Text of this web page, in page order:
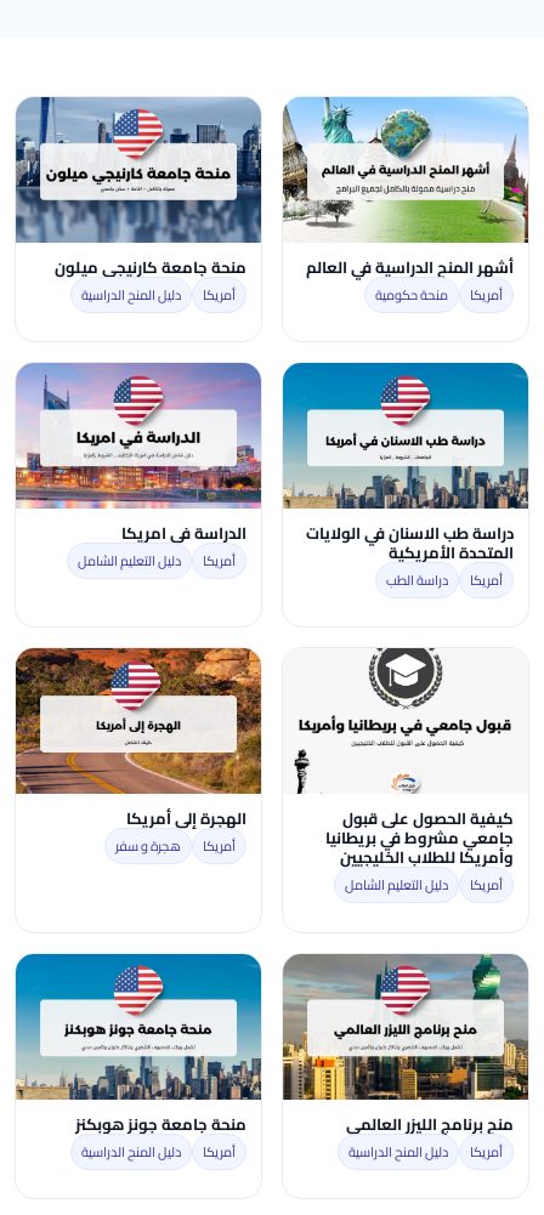
أشهر المنح الدراسية في العالم
أمريكا منحة حكومية
منحة جامعة كارنيجي ميلون
أمريكا دليل المنح الدراسية
دراسة طب الاسنان في الولايات
المتحدة الأمريكية
أمريكا دراسة الطب
الدراسة في امريكا
أمريكا دليل التعليم الشامل
كيفية الحصول على قبول
جامعي مشروط في بريطانيا
وأمريكا للطلاب الخليجيين
أمريكا دليل التعليم الشامل
الهجرة إلى أمريكا
أمريكا هجرة و سفر
منح برنامج الليزر العالمي
أمريكا دليل المنح الدراسية
منحة جامعة جونز هوبكنز
أمريكا دليل المنح الدراسية